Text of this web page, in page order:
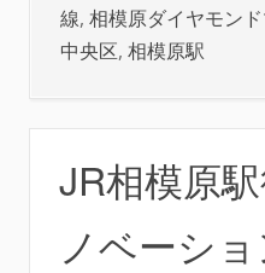
線, 相模原ダイヤモン
中央区, 相模原駅
JR相模原
ノベーシ